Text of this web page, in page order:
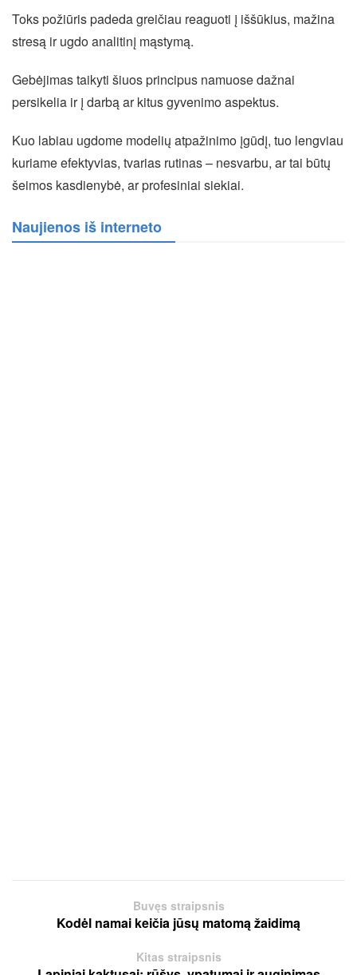
Toks požiūris padeda greičiau reaguoti į iššūkius, mažina
stresą ir ugdo analitinį mąstymą.
Gebėjimas taikyti šiuos principus namuose dažnai
persikelia ir į darbą ar kitus gyvenimo aspektus.
Kuo labiau ugdome modelių atpažinimo įgūdį, tuo lengviau
kuriame efektyvias, tvarias rutinas – nesvarbu, ar tai būtų
šeimos kasdienybė, ar profesiniai siekiai.
Naujienos iš interneto
Buvęs straipsnis
Kodėl namai keičia jūsų matomą žaidimą
Kitas straipsnis